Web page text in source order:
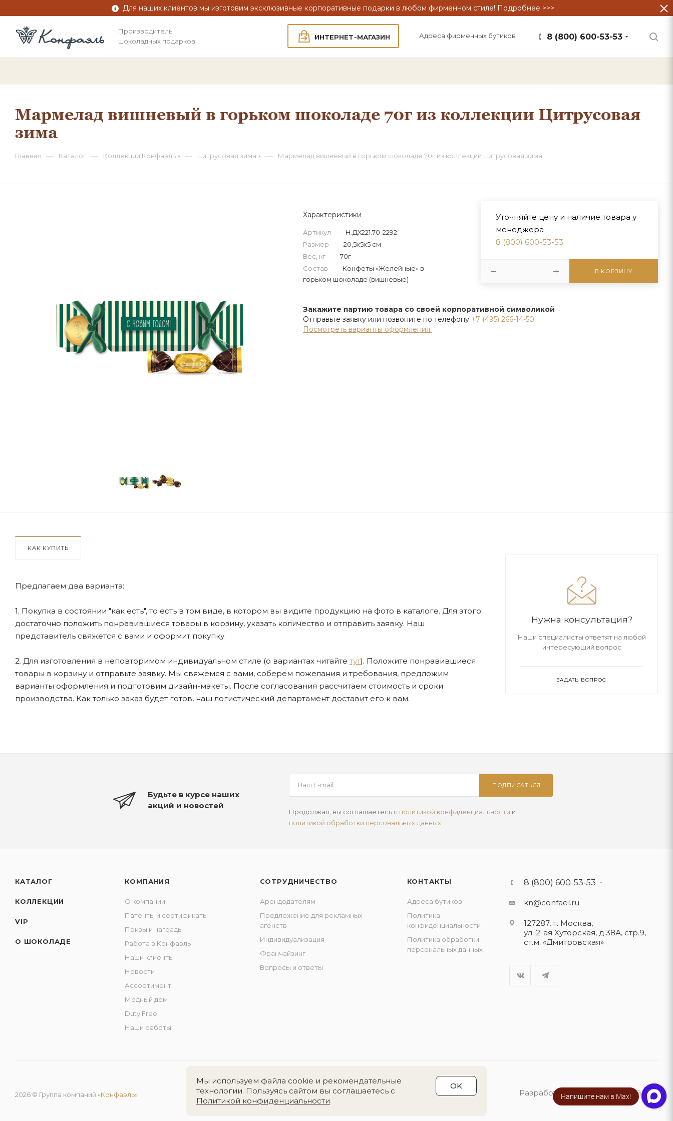
Для наших клиентов мы изготовим эксклюзивные корпоративные подарки в любом фирменном стиле! Подробнее >>>
Производитель
шоколадных подарков
8 (800) 600-53-53
ИНТЕРНЕТ-МАГАЗИН Адреса фирменных бутиков
Мармелад вишневый в горьком шоколаде 70г из коллекции Цитрусовая
зима
Главная — Каталог — Коллекции Конфаэль — Цитрусовая зима — Мармелад вишневый в горьком шоколаде 70г из коллекции Цитрусовая зима
Характеристики
Артикул — Н.ДХ221.70-2292
Размер — 20,5х5х5 см
Вес, кг — 70г
Состав — Конфеты «Желейные» в
горьком шоколаде (вишневые)
Уточняйте цену и наличие товара у
менеджера
8 (800) 600-53-53
В КОРЗИНУ
Закажите партию товара со своей корпоративной символикой
Отправьте заявку или позвоните по телефону +7 (495) 266-14-50
Посмотреть варианты оформления.
КАК КУПИТЬ
Предлагаем два варианта:
1. Покупка в состоянии "как есть", то есть в том виде, в котором вы видите продукцию на фото в каталоге. Для этого
достаточно положить понравившиеся товары в корзину, указать количество и отправить заявку. Наш
представитель свяжется с вами и оформит покупку.
2. Для изготовления в неповторимом индивидуальном стиле (о вариантах читайте тут). Положите понравившиеся
товары в корзину и отправьте заявку. Мы свяжемся с вами, соберем пожелания и требования, предложим
варианты оформления и подготовим дизайн-макеты. После согласования рассчитаем стоимость и сроки
производства. Как только заказ будет готов, наш логистический департамент доставит его к вам.
Нужна консультация?
Наши специалисты ответят на любой
интересующий вопрос
ЗАДАТЬ ВОПРОС
Будьте в курсе наших
акций и новостей
ПОДПИСАТЬСЯ
Продолжая, вы соглашаетесь с политикой конфиденциальности и
политикой обработки персональных данных
КАТАЛОГ
КОЛЛЕКЦИИ
VIP
О ШОКОЛАДЕ
КОМПАНИЯ
О компании
Патенты и сертификаты
Призы и награды
Работа в Конфаэль
Наши клиенты
Новости
Ассортимент
Модный дом
Duty Free
Наши работы
СОТРУДНИЧЕСТВО
Арендодателям
Предложение для рекламных
агенств
Индивидуализация
Франчайзинг
Вопросы и ответы
КОНТАКТЫ
Адреса бутиков
Политика
конфиденциальности
Политика обработки
персональных данных
8 (800) 600-53-53
kn@confael.ru
127287, г. Москва,
ул. 2-ая Хуторская, д.38А, стр.9,
ст.м. «Дмитровская»
Разработка сайта:«Четвёртый Рим»
2026 © Группа компаний «Конфаэль»
Мы используем файла cookie и рекомендательные
технологии. Пользуясь сайтом вы соглашаетесь с
Политикой конфиденциальности
OK
Напишите нам в Max!